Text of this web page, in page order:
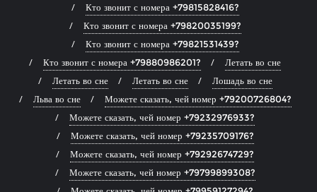
Кто звонит с номера +79815828416?
Кто звонит с номера +79820035199?
Кто звонит с номера +79821531439?
Кто звонит с номера +79880986201?
Летать во сне
Летать во сне
Летать во сне
Лошадь во сне
Льва во сне
Можете сказать, чей номер +79200726804?
Можете сказать, чей номер +79232976933?
Можете сказать, чей номер +79235709176?
Можете сказать, чей номер +79292674729?
Можете сказать, чей номер +79799899308?